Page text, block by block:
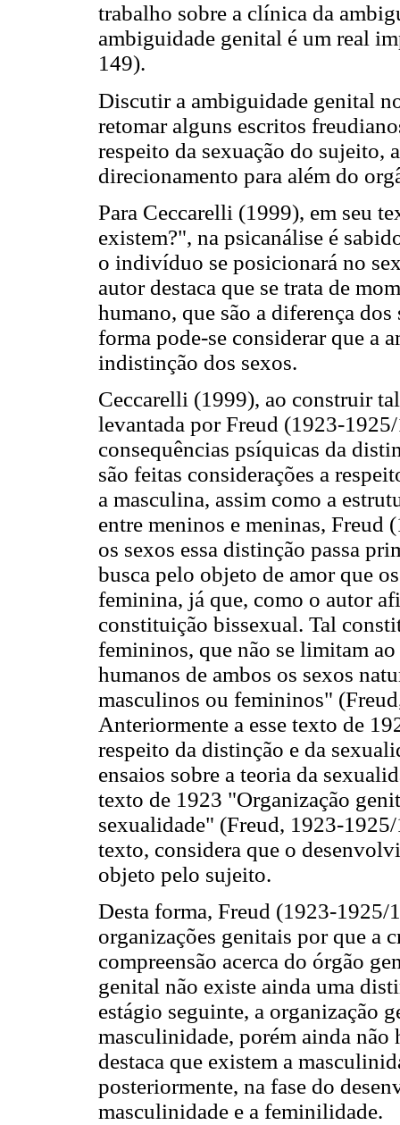
trabalho sobre a clínica da
ambiguidade genital é um real
149).
Discutir a ambiguidade genital
retomar alguns escritos
respeito da sexuação do sujeito,
direcionamento para além do
Para Ceccarelli (1999), em seu
existem?", na psicanálise é
o indivíduo se posicionará no
autor destaca que se trata de
humano, que são a diferença
forma pode-se considerar que a
indistinção dos sexos.
Ceccarelli (1999), ao construir
levantada por Freud (1923-
consequências psíquicas da
são feitas considerações a
a masculina, assim como a
entre meninos e meninas, Freud
os sexos essa distinção passa
busca pelo objeto de amor que
feminina, já que, como o autor
constituição bissexual. Tal
femininos, que não se limitam
humanos de ambos os sexos
masculinos ou femininos"
Anteriormente a esse texto de
respeito da distinção e da
ensaios sobre a teoria da
texto de 1923 "Organização
sexualidade" (Freud, 1923-
texto, considera que o
objeto pelo sujeito.
Desta forma, Freud (1923-1925/
organizações genitais por que a
compreensão acerca do órgão
genital não existe ainda uma
estágio seguinte, a organização
masculinidade, porém ainda
destaca que existem a
posteriormente, na fase do
masculinidade e a feminilidade.